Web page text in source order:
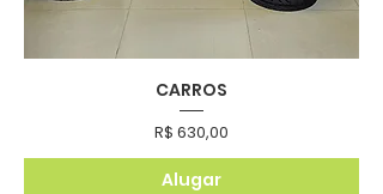
CARROS
Preço
R$ 630,00
Alugar